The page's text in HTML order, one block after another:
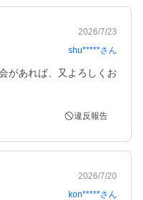
2026/7/23
shu*****さん
があれば、又よろしくお
違反報告
2026/7/20
kon*****さん